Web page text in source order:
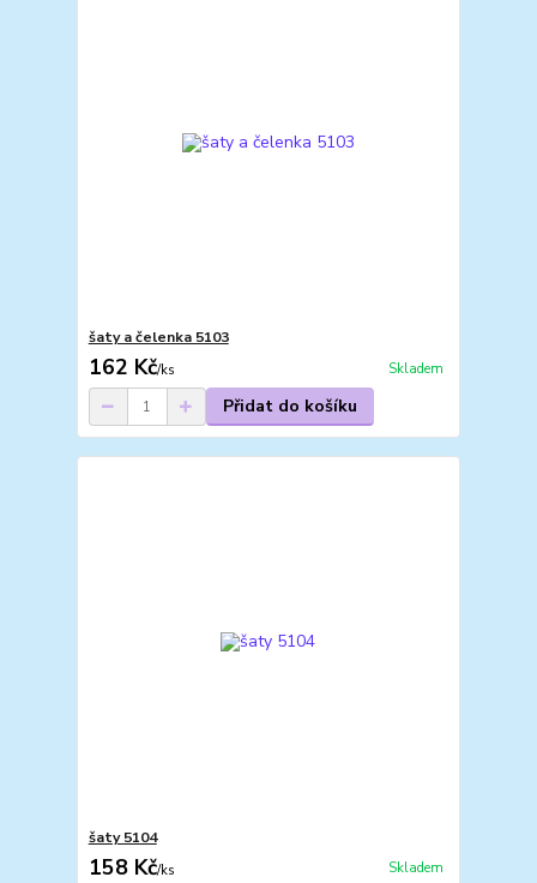
šaty a čelenka 5103
162 Kč/ks Skladem
Přidat do košíku
šaty 5104
158 Kč/ks Skladem